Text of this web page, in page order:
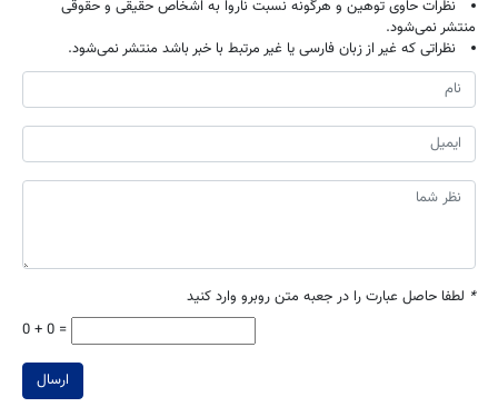
نظرات حاوی توهین و هرگونه نسبت ناروا به اشخاص حقیقی و حقوقی
منتشر نمی‌شود.
نظراتی که غیر از زبان فارسی یا غیر مرتبط با خبر باشد منتشر نمی‌شود.
* لطفا حاصل عبارت را در جعبه متن روبرو وارد کنید
0 + 0 =
ارسال